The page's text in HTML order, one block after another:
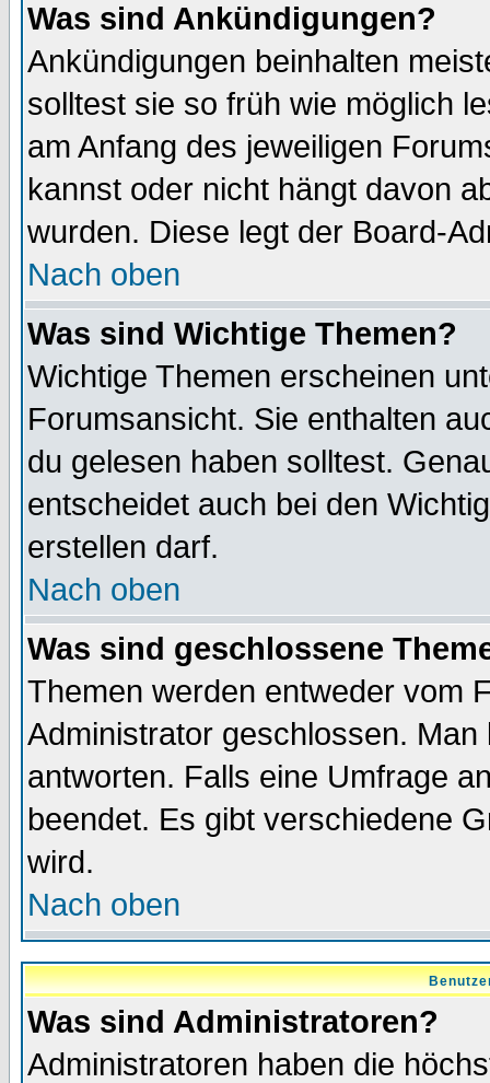
Was sind Ankündigungen?
Ankündigungen beinhalten
solltest sie so früh wie möglich
am Anfang des jeweiligen
kannst oder nicht hängt davon
wurden. Diese legt der Board-
Nach oben
Was sind Wichtige Themen?
Wichtige Themen erscheinen
Forumsansicht. Sie enthalten
du gelesen haben solltest.
entscheidet auch bei den
erstellen darf.
Nach oben
Was sind geschlossene
Themen werden entweder vom
Administrator geschlossen.
antworten. Falls eine Umfrage
beendet. Es gibt verschiedene
wird.
Nach oben
Was sind Administratoren?
Administratoren haben die